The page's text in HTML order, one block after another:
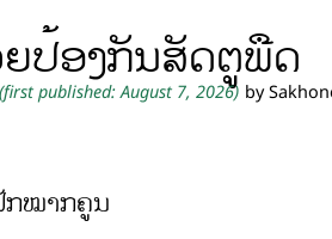
ປ້ອງກັນສັດຕູພືດ
(first published: August 7, 2026) by
ກໝາກຄູນ